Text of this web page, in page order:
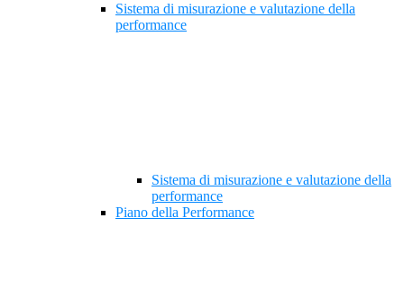
Sistema di misurazione e valutazione della
performance
Sistema di misurazione e valutazione della
performance
Piano della Performance